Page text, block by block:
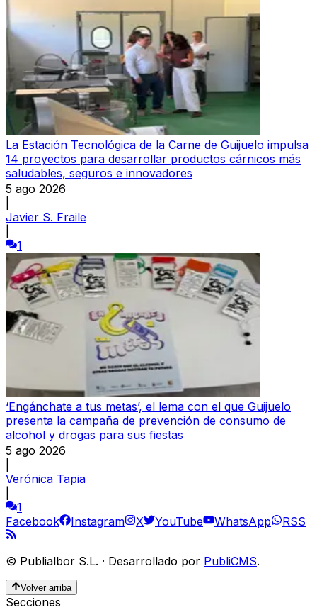
La Estación Tecnológica de la Carne de Guijuelo impulsa
14 proyectos para desarrollar productos cárnicos más
saludables, seguros e innovadores
5 ago 2026
Javier S. Fraile
1
‘Engánchate a tus metas’, el lema con el que Guijuelo
presenta la campaña de prevención de consumo de
alcohol y drogas para sus fiestas
5 ago 2026
Verónica Tapia
1
Facebook
Instagram X YouTube WhatsApp RSS
© Publialbor S.L. · Desarrollado por PubliCMS.
Volver arriba
Secciones